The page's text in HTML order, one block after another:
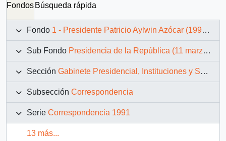
Fondos Búsqueda rápida
Fondo 1 - Presidente Patricio Aylwin Azócar (1990-1994)
Sub Fondo Presidencia de la República (11 marzo 1990 – 11 marzo 1994)
Sección Gabinete Presidencial, Instituciones y Servicios
Subsección Correspondencia
Serie Correspondencia 1991
13 más...